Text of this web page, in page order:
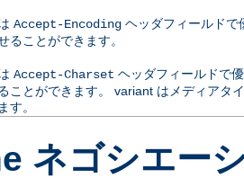
Accept-Encodingヘッダフィールドで
ることができます。
Accept-Charset ヘッダフィールドで
ことができます。 variant はメディアタ
す。
ネゴシエー